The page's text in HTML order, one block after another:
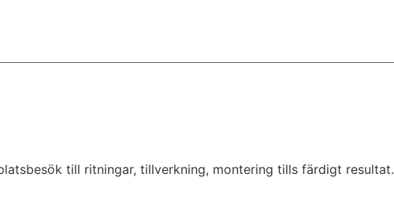
till ritningar, tillverkning, montering tills färdigt resultat.